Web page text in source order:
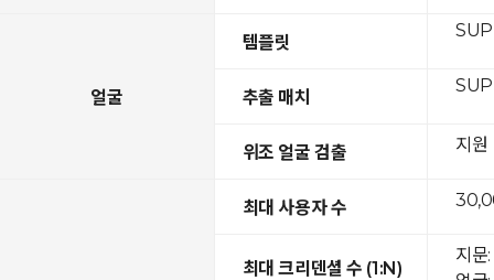
얼굴
템플릿
추출 매치
위조 얼굴 검출
최대 사용자 수
최대 크리덴셜 수 (1:N)
지원
지